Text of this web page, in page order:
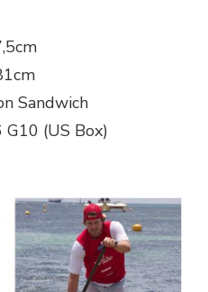
Sandwich
G10 (US Box)